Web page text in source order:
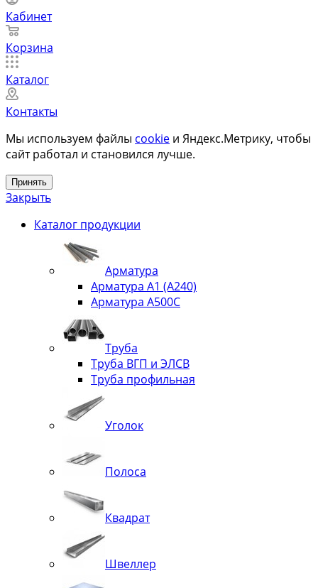
Кабинет
Корзина
Каталог
Контакты
Мы используем файлы cookie и Яндекс.Метрику, чтобы
сайт работал и становился лучше.
Принять
Закрыть
Каталог продукции
Арматура
Арматура А1 (А240)
Арматура А500С
Труба
Труба ВГП и ЭЛСВ
Труба профильная
Уголок
Полоса
Квадрат
Швеллер